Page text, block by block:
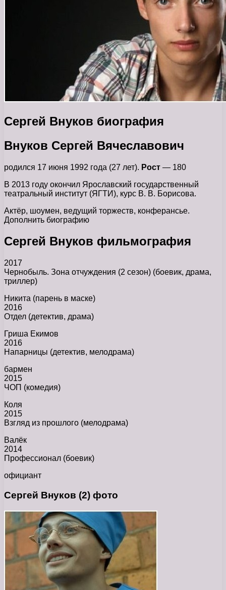
Сергей Внуков биография
Внуков Сергей Вячеславович
родился 17 июня 1992 года (27 лет). Рост — 180
В 2013 году окончил Ярославский государственный
театральный институт (ЯГТИ), курс В. В. Борисова.
Актёр, шоумен, ведущий торжеств, конферансье.
Дополнить биографию
Сергей Внуков фильмография
2017
Чернобыль. Зона отчуждения (2 сезон) (боевик, драма,
триллер)
Никита (парень в маске)
2016
Отдел (детектив, драма)
Гриша Екимов
2016
Напарницы (детектив, мелодрама)
бармен
2015
ЧОП (комедия)
Коля
2015
Взгляд из прошлого (мелодрама)
Валёк
2014
Профессионал (боевик)
официант
Сергей Внуков (2) фото